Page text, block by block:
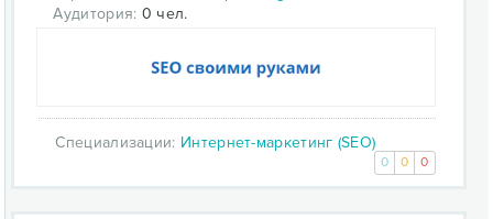
Аудитория: 0 чел.
Специализации: Интернет-маркетинг (SEO)
0 0 0